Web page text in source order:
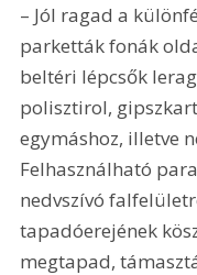
– Jól ragad a
parketták fonák
beltéri lépcsők
polisztirol,
egymáshoz, illetve
Felhasználható
nedvszívó
tapadóerejének
megtapad,